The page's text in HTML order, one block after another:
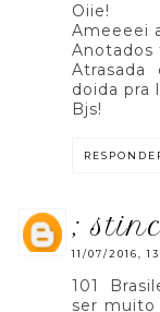
Oiie!
Ameeeei
Anotados
Atrasada
doida pra
Bjs!
;
11/07/2016,
101
ser